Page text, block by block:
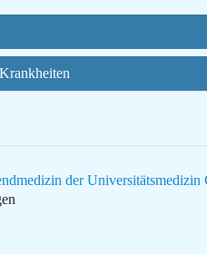
der Universitätsmedizin